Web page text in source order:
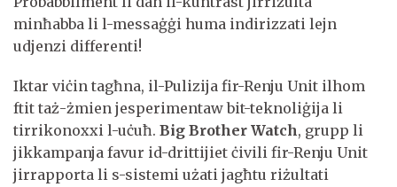
minħabba li l-messaġġi huma indirizzati lejn
udjenzi differenti!
Iktar viċin tagħna, il-Pulizija fir-Renju Unit ilhom
ftit taż-żmien jesperimentaw bit-teknoliġija li
tirrikonoxxi l-uċuħ. Big Brother Watch, grupp li
jikkampanja favur id-drittijiet ċivili fir-Renju Unit
jirrapporta li s-sistemi użati jagħtu riżultati